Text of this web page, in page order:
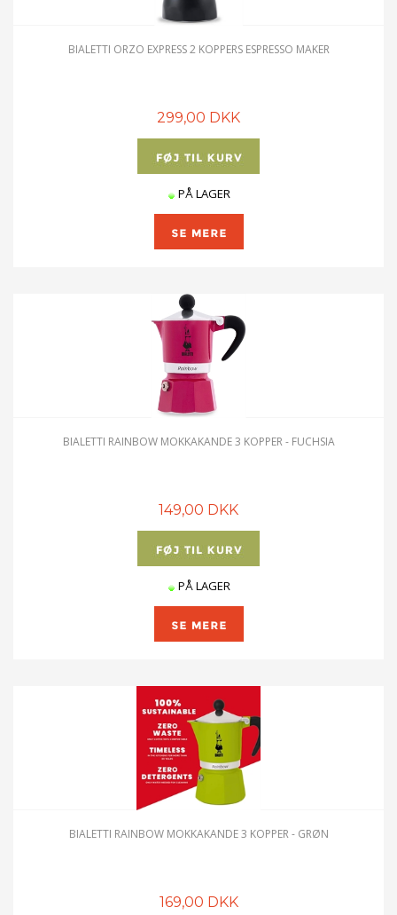
BIALETTI ORZO EXPRESS 2 KOPPERS ESPRESSO MAKER
299,00 DKK
PÅ LAGER
BIALETTI RAINBOW MOKKAKANDE 3 KOPPER - FUCHSIA
149,00 DKK
PÅ LAGER
BIALETTI RAINBOW MOKKAKANDE 3 KOPPER - GRØN
169,00 DKK